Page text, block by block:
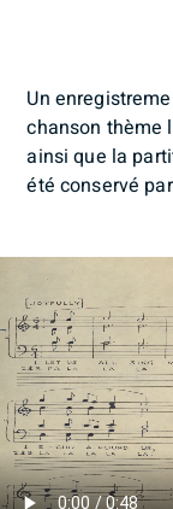
Un
chanson thème
ainsi que la
été conservé